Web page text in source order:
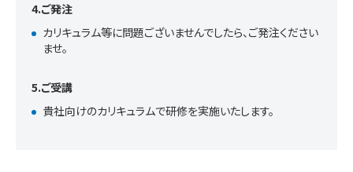
4.ご発注
カリキュラム等に問題ございませんでしたら、ご発注ください
ませ。
5.ご受講
貴社向けのカリキュラムで研修を実施いたします。